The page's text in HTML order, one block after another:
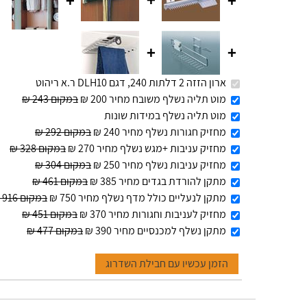
+
+
ארון הזזה 2 דלתות 240, דגם DLH10 ר.א ריהוט
מוט תליה נשלף משובח מחיר 200 ₪
במקום 243 ₪
מוט תליה נשלף במידות שונות
מחזיק חגורות נשלף מחיר 240 ₪
במקום 292 ₪
מחזיק עניבות +מגש נשלף מחיר 270 ₪
במקום 328 ₪
מחזיק עניבות נשלף מחיר 250 ₪
במקום 304 ₪
מתקן להורדת בגדים מחיר 385 ₪
במקום 461 ₪
מתקן לנעליים כולל מדף נשלף מחיר 750 ₪
במקום 916 ₪
מחזיק לעניבות וחגורות מחיר 370 ₪
במקום 451 ₪
מתקן נשלף למכנסיים מחיר 390 ₪
במקום 477 ₪
הזמן עכשיו עם חבילת השדרוג